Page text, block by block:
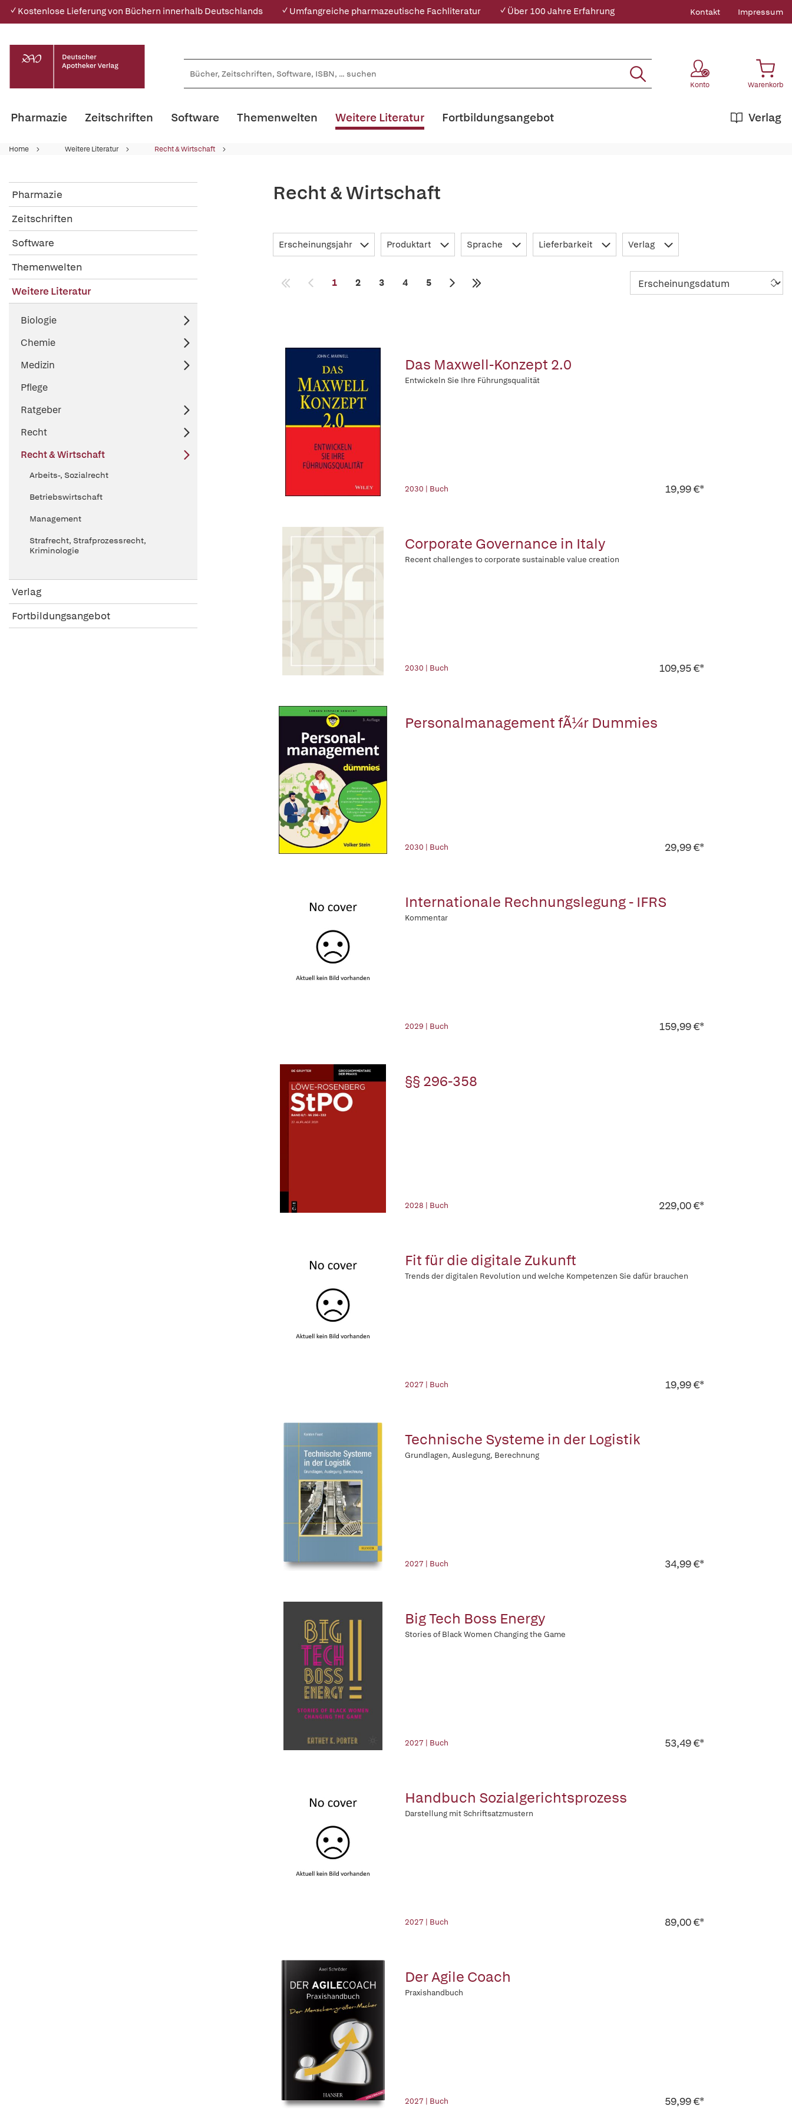
✓ Kostenlose Lieferung von Büchern innerhalb Deutschlands ✓ Umfangreiche pharmazeutische Fachliteratur ✓ Über 100 Jahre Erfahrung Kontakt Impressum
Konto Warenkorb
Pharmazie Zeitschriften Software Themenwelten Weitere Literatur Verlag
Fortbildungsangebot
Home Weitere Literatur Recht & Wirtschaft
Pharmazie
Zeitschriften
Software
Themenwelten
Weitere Literatur
Biologie
Chemie
Medizin
Pflege
Ratgeber
Recht
Recht & Wirtschaft
Arbeits-, Sozialrecht
Betriebswirtschaft
Management
Strafrecht, Strafprozessrecht,
Kriminologie
Verlag
Fortbildungsangebot
Recht & Wirtschaft
Erscheinungsjahr Produktart Sprache Lieferbarkeit Verlag
1 2 3 4 5
Das Maxwell-Konzept 2.0
Entwickeln Sie Ihre Führungsqualität
2030 | Buch 19,99 €*
Corporate Governance in Italy
Recent challenges to corporate sustainable value creation
2030 | Buch 109,95 €*
Personalmanagement fÃ¼r Dummies
2030 | Buch 29,99 €*
Internationale Rechnungslegung - IFRS
Kommentar
2029 | Buch 159,99 €*
§§ 296-358
2028 | Buch 229,00 €*
Fit für die digitale Zukunft
Trends der digitalen Revolution und welche Kompetenzen Sie dafür brauchen
2027 | Buch 19,99 €*
Technische Systeme in der Logistik
Grundlagen, Auslegung, Berechnung
2027 | Buch 34,99 €*
Big Tech Boss Energy
Stories of Black Women Changing the Game
2027 | Buch 53,49 €*
Handbuch Sozialgerichtsprozess
Darstellung mit Schriftsatzmustern
2027 | Buch 89,00 €*
Der Agile Coach
Praxishandbuch
2027 | Buch 59,99 €*